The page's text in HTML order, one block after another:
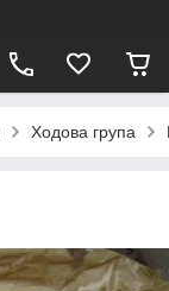
Ходова група